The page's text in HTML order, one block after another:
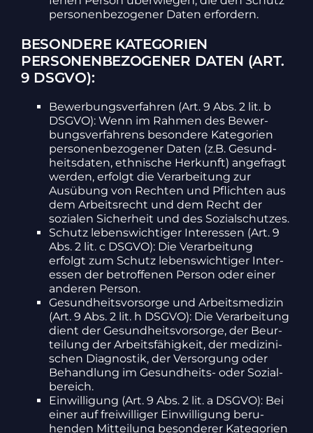
perso­nen­be­zo­gener Daten erfor­dern.
BESONDERE KATEGORIEN
PERSONENBEZOGENER DATEN (ART.
9 DSGVO):
Bewer­bungs­ver­fahren (Art. 9 Abs. 2 lit. b
DSGVO): Wenn im Rahmen des Bewer­
bungs­ver­fah­rens beson­dere Kate­go­rien
perso­nen­be­zo­gener Daten (z.B. Gesund­
heits­daten, ethni­sche Herkunft) ange­fragt
werden, erfolgt die Verar­bei­tung zur
Ausübung von Rechten und Pflichten aus
dem Arbeits­recht und dem Recht der
sozialen Sicher­heit und des Sozi­al­schutzes.
Schutz lebens­wich­tiger Inter­essen (Art. 9
Abs. 2 lit. c DSGVO): Die Verar­bei­tung
erfolgt zum Schutz lebens­wich­tiger Inter­
essen der betrof­fenen Person oder einer
anderen Person.
Gesund­heits­vor­sorge und Arbeits­me­dizin
(Art. 9 Abs. 2 lit. h DSGVO): Die Verar­bei­tung
dient der Gesund­heits­vor­sorge, der Beur­
tei­lung der Arbeits­fä­hig­keit, der medi­zi­ni­
schen Diagnostik, der Versor­gung oder
Behand­lung im Gesund­heits- oder Sozi­al­
be­reich.
Einwil­li­gung (Art. 9 Abs. 2 lit. a DSGVO): Bei
einer auf frei­wil­liger Einwil­li­gung beru­
henden Mittei­lung beson­derer Kate­go­rien